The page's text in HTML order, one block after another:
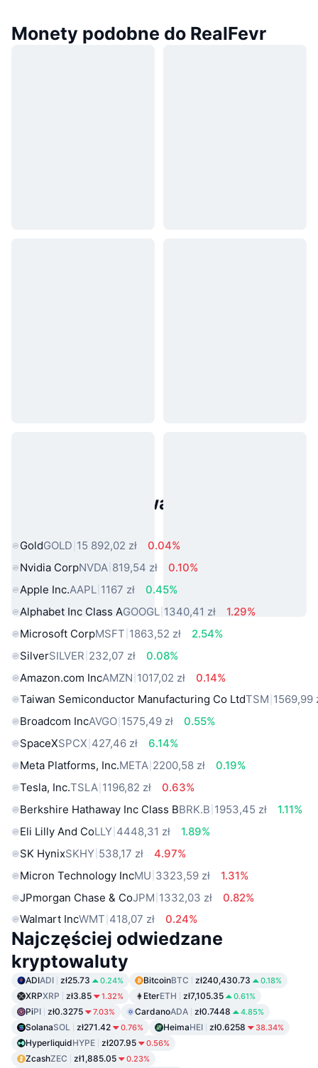
Monety podobne do RealFevr
Popularne aktywa ze świata
GoldGOLD 15 892,02 zł
0.04%
Nvidia CorpNVDA 819,54 zł
0.10%
Apple Inc.AAPL 1167 zł
0.45%
Alphabet Inc Class AGOOGL 1340,41 zł
1.29%
Microsoft CorpMSFT 1863,52 zł
2.54%
SilverSILVER 232,07 zł
0.08%
Amazon.com IncAMZN 1017,02 zł
0.14%
Taiwan Semiconductor Manufacturing Co LtdTSM 1569,99
Broadcom IncAVGO 1575,49 zł
0.55%
SpaceXSPCX 427,46 zł
6.14%
Meta Platforms, Inc.META 2200,58 zł
0.19%
Tesla, Inc.TSLA 1196,82 zł
0.63%
Berkshire Hathaway Inc Class BBRK.B 1953,45 zł
1.11%
Eli Lilly And CoLLY 4448,31 zł
1.89%
SK HynixSKHY 538,17 zł
4.97%
Micron Technology IncMU 3323,59 zł
1.31%
JPmorgan Chase & CoJPM 1332,03 zł
0.82%
Walmart IncWMT 418,07 zł 0.24%
Najczęściej odwiedzane
kryptowaluty
ADIADI zł25.73 0.24% BitcoinBTC zł240,430.73 0.18%
XRPXRP zł3.85 1.32% EterETH zł7,105.35 0.61%
PiPI zł0.3275 7.03% CardanoADA zł0.7448 4.85%
SolanaSOL zł271.42 0.76% HeimaHEI zł0.6258 38.34%
HyperliquidHYPE zł207.95 0.56%
ZcashZEC zł1,885.05 0.23%